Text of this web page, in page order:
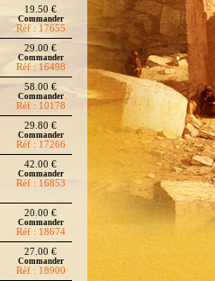
19.50 €
Commander
Réf : 17655
29.00 €
Commander
Réf : 16498
58.00 €
Commander
Réf : 10178
29.80 €
Commander
Réf : 17266
42.00 €
Commander
Réf : 16853
20.00 €
Commander
Réf : 18674
27.00 €
Commander
Réf : 18900